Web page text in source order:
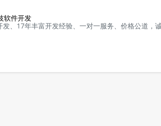
发、17年丰富开发经验、一对一服务、价格公道